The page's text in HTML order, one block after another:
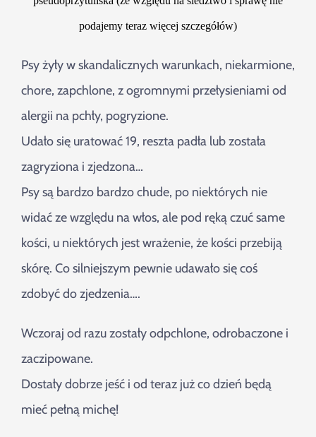
Szukaj
podajemy teraz więcej szczegółów)
Psy żyły w skandalicznych warunkach, niekarmione,
chore, zapchlone, z ogromnymi przełysieniami od
alergii na pchły, pogryzione.
Udało się uratować 19, reszta padła lub została
zagryziona i zjedzona…
Psy są bardzo bardzo chude, po niektórych nie
widać ze względu na włos, ale pod ręką czuć same
kości, u niektórych jest wrażenie, że kości przebiją
skórę. Co silniejszym pewnie udawało się coś
zdobyć do zjedzenia….
Wczoraj od razu zostały odpchlone, odrobaczone i
zaczipowane.
Dostały dobrze jeść i od teraz już co dzień będą
mieć pełną michę!